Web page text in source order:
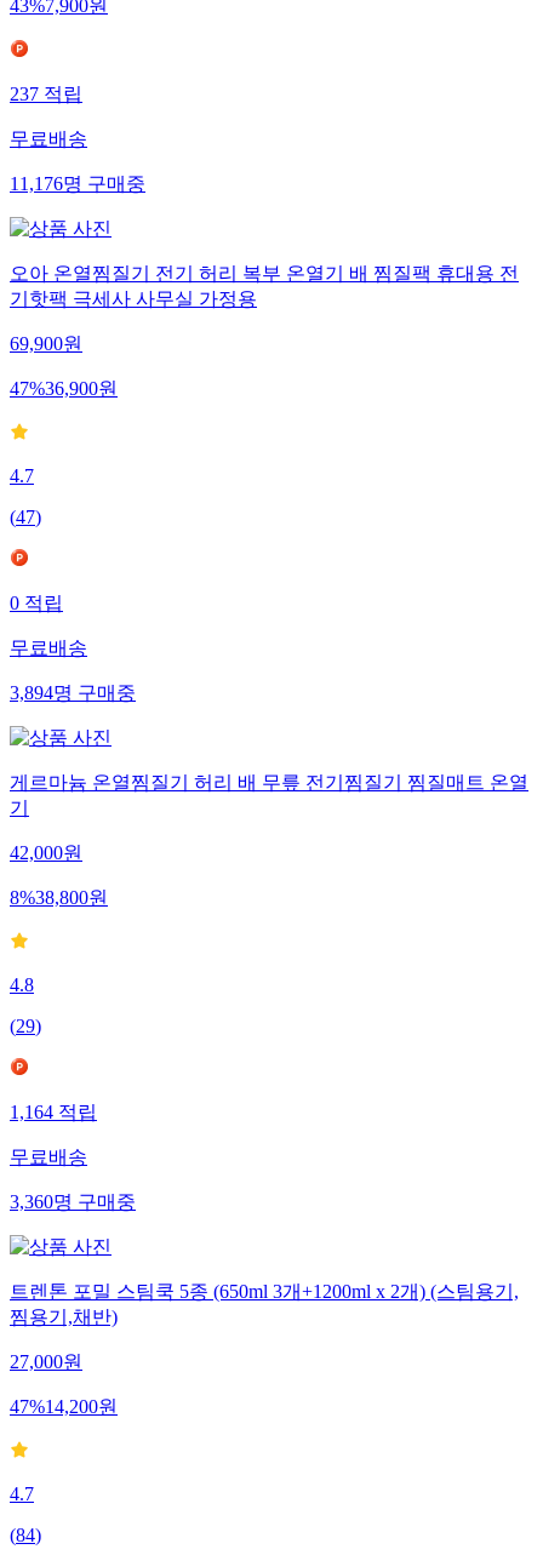
43%7,900원
237적립
무료배송
11,176명구매중
오아 온열찜질기 전기 허리 복부 온열기 배 찜질팩 휴대용 전
기핫팩 극세사 사무실 가정용
69,900원
47%36,900원
4.7
(47)
0적립
무료배송
3,894명구매중
게르마늄 온열찜질기 허리 배 무릎 전기찜질기 찜질매트 온열
기
42,000원
8%38,800원
4.8
(29)
1,164적립
무료배송
3,360명구매중
트렌톤 포밀 스팀쿡 5종 (650ml 3개+1200ml x 2개) (스팀용기,
찜용기,채반)
27,000원
47%14,200원
4.7
(84)